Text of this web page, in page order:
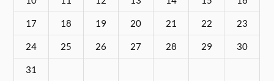
17 18 19 20 21 22 23
24 25 26 27 28 29 30
31